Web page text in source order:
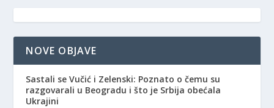
NOVE OBJAVE
Sastali se Vučić i Zelenski: Poznato o čemu su
razgovarali u Beogradu i što je Srbija obećala
Ukrajini